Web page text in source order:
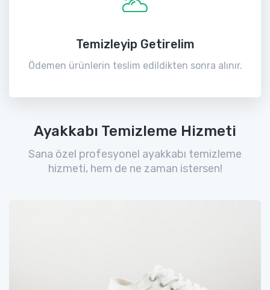
Temizleyip Getirelim
Ödemen ürünlerin teslim edildikten sonra alınır.
Ayakkabı Temizleme Hizmeti
Sana özel profesyonel ayakkabı temizleme
hizmeti, hem de ne zaman istersen!